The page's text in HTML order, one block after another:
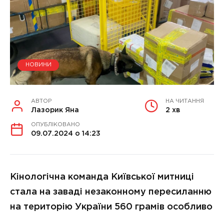
НОВИНИ
АВТОР
Лазорик Яна
НА ЧИТАННЯ
2 хв
ОПУБЛІКОВАНО
09.07.2024 о 14:23
Кінологічна команда Київської митниці
стала на заваді незаконному пересиланню
на територію України 560 грамів особливо